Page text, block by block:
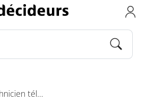
Déplacement d’un technicien télécom (Demi-journée)